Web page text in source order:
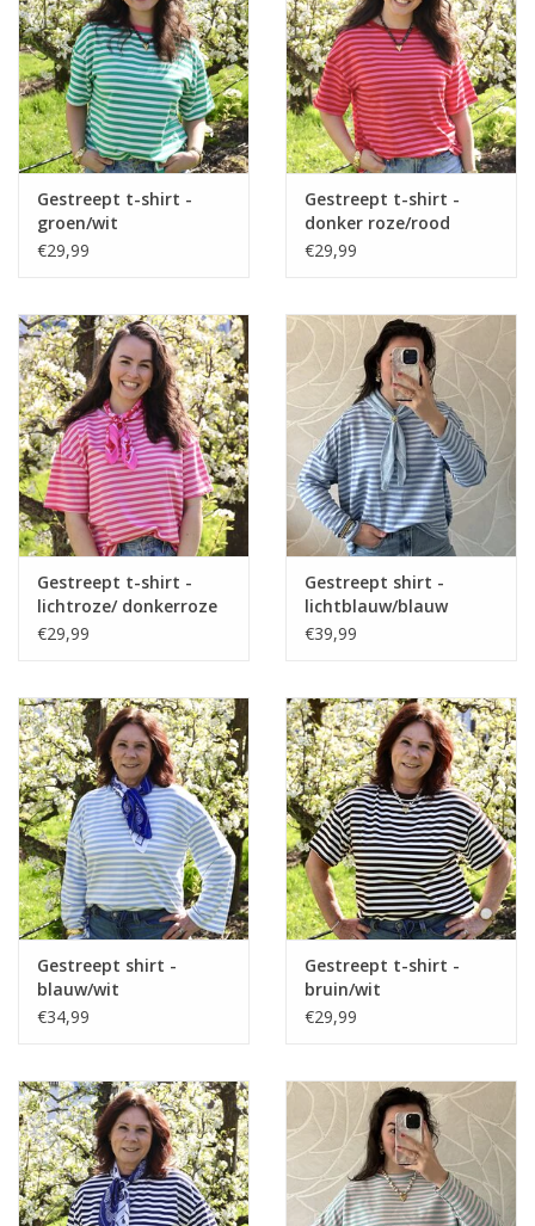
Gestreept t-shirt -
groen/wit
€29,99
Gestreept t-shirt -
donker roze/rood
€29,99
Gestreept t-shirt -
lichtroze/ donkerroze
€29,99
Gestreept shirt -
lichtblauw/blauw
€39,99
Gestreept shirt -
blauw/wit
€34,99
Gestreept t-shirt -
bruin/wit
€29,99